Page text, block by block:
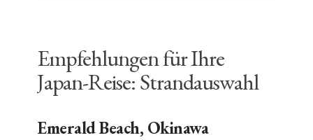
Empfehlungen für Ihre
Japan-Reise: Strandauswahl
Emerald Beach, Okinawa